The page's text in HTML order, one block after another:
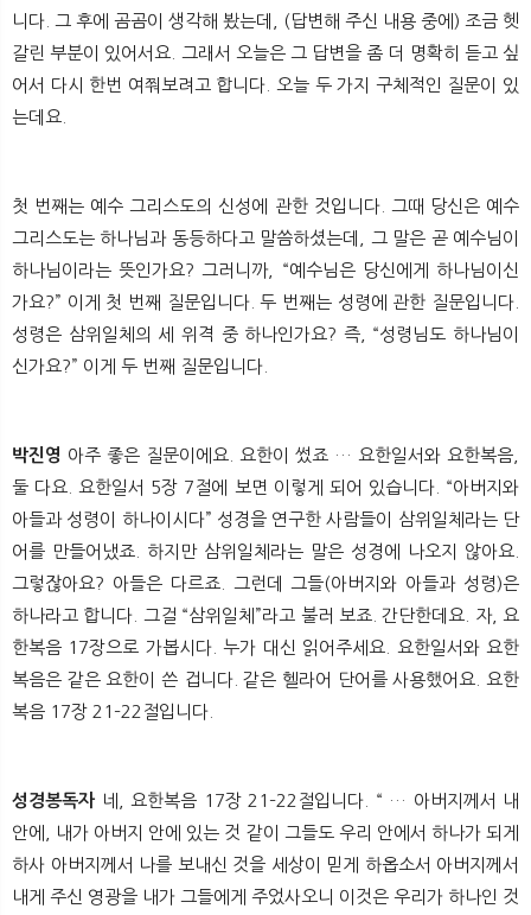
니다. 그 후에 곰곰이 생각해 봤는데, (답변해 주신 내용 중에) 조금 헷
갈린 부분이 있어서요. 그래서 오늘은 그 답변을 좀 더 명확히 듣고 싶
어서 다시 한번 여쭤보려고 합니다. 오늘 두 가지 구체적인 질문이 있
는데요.
첫 번째는 예수 그리스도의 신성에 관한 것입니다. 그때 당신은 예수
그리스도는 하나님과 동등하다고 말씀하셨는데, 그 말은 곧 예수님이
하나님이라는 뜻인가요? 그러니까, “예수님은 당신에게 하나님이신
가요?” 이게 첫 번째 질문입니다. 두 번째는 성령에 관한 질문입니다.
성령은 삼위일체의 세 위격 중 하나인가요? 즉, “성령님도 하나님이
신가요?” 이게 두 번째 질문입니다.
박진영 아주 좋은 질문이에요. 요한이 썼죠 … 요한일서와 요한복음,
둘 다요. 요한일서 5장 7절에 보면 이렇게 되어 있습니다. “아버지와
아들과 성령이 하나이시다” 성경을 연구한 사람들이 삼위일체라는 단
어를 만들어냈죠. 하지만 삼위일체라는 말은 성경에 나오지 않아요.
그렇잖아요? 아들은 다르죠. 그런데 그들(아버지와 아들과 성령)은
하나라고 합니다. 그걸 “삼위일체”라고 불러 보죠. 간단한데요. 자, 요
한복음 17장으로 가봅시다. 누가 대신 읽어주세요. 요한일서와 요한
복음은 같은 요한이 쓴 겁니다. 같은 헬라어 단어를 사용했어요. 요한
복음 17장 21–22절입니다.
성경봉독자 네, 요한복음 17장 21–22절입니다. “ … 아버지께서 내
안에, 내가 아버지 안에 있는 것 같이 그들도 우리 안에서 하나가 되게
하사 아버지께서 나를 보내신 것을 세상이 믿게 하옵소서 아버지께서
내게 주신 영광을 내가 그들에게 주었사오니 이것은 우리가 하나인 것